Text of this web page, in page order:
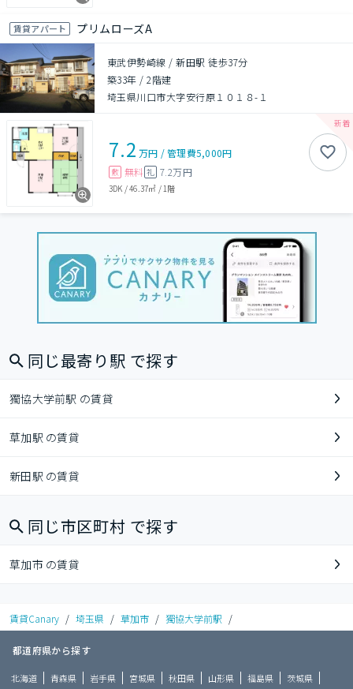
賃貸アパート プリムローズA
東武伊勢崎線 / 新田駅 徒歩37分
築33年 /2階建
埼玉県川口市大字安行原１０１８-１
7.2 万円 /管理費5,000円
敷 無料 礼 7.2万円
3DK /46.37㎡ / 1階
同じ最寄り駅 で探す
獨協大学前駅 の賃貸
草加駅 の賃貸
新田駅 の賃貸
同じ市区町村 で探す
草加市 の賃貸
賃貸Canary / 埼玉県 / 草加市 / 獨協大学前駅 /
都道府県から探す
北海道 青森県 岩手県 宮城県 秋田県 山形県 福島県 茨城県